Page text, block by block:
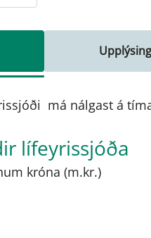
má nálgast á
lífeyrissjóða
króna (m.kr.)